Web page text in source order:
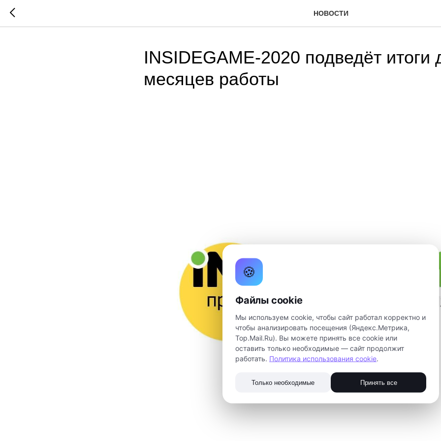
НОВОСТИ
INSIDEGAME-2020 подведёт итоги
месяцев работы
🍪
Файлы cookie
Мы используем cookie, чтобы сайт работал корректно и
чтобы анализировать посещения (Яндекс.Метрика,
Top.Mail.Ru). Вы можете принять все cookie или
оставить только необходимые — сайт продолжит
работать. Политика использования cookie.
Только необходимые Принять все